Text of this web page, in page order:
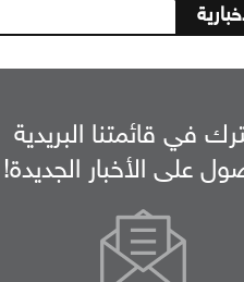
في قائمتنا البريدية
على الأخبار الجديدة!